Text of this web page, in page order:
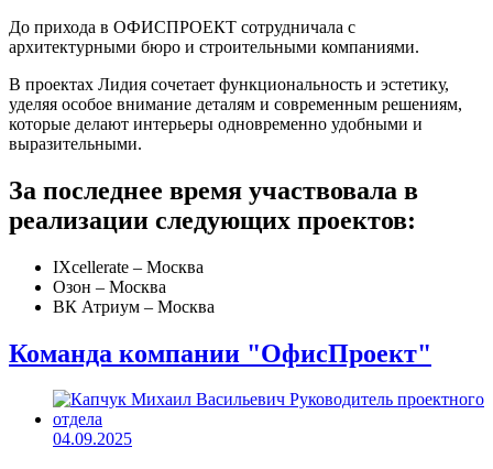
До прихода в ОФИСПРОЕКТ сотрудничала с
архитектурными бюро и строительными компаниями.
В проектах Лидия сочетает функциональность и эстетику,
уделяя особое внимание деталям и современным решениям,
которые делают интерьеры одновременно удобными и
выразительными.
За последнее время участвовала в
реализации следующих проектов:
IXcellerate – Москва
Озон – Москва
ВК Атриум – Москва
Команда компании "ОфисПроект"
04.09.2025